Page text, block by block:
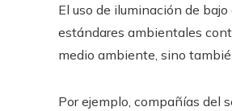
El uso de iluminación de
estándares ambientales
medio ambiente, sino
Por ejemplo, compañías del